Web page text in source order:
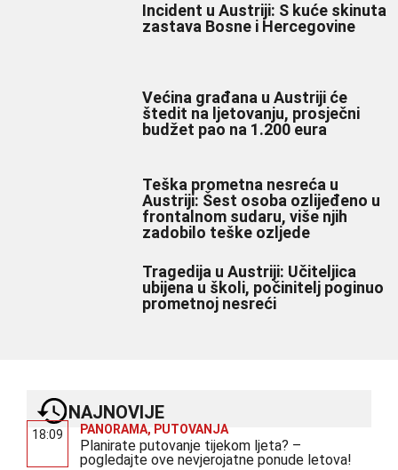
Incident u Austriji: S kuće skinuta
zastava Bosne i Hercegovine
Većina građana u Austriji će
štedit na ljetovanju, prosječni
budžet pao na 1.200 eura
Teška prometna nesreća u
Austriji: Šest osoba ozlijeđeno u
frontalnom sudaru, više njih
zadobilo teške ozljede
Tragedija u Austriji: Učiteljica
ubijena u školi, počinitelj poginuo
prometnoj nesreći
NAJNOVIJE
18:09 PANORAMA, PUTOVANJA
Planirate putovanje tijekom ljeta? –
pogledajte ove nevjerojatne ponude letova!